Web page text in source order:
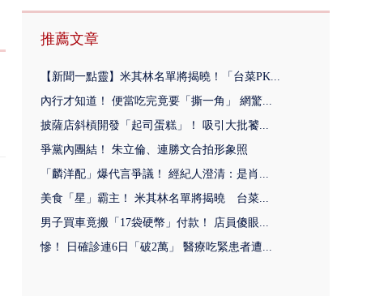
推薦文章
【新聞一點靈】米其林名單將揭曉！「台菜PK...
內行才知道！ 便當吃完竟要「撕一角」 網驚...
披薩店斜槓開發「起司蛋糕」！ 吸引大批饕...
爭黨內團結！ 朱立倫、連勝文合拍形象照
「麟洋配」爆代言爭議！ 經紀人澄清：是肖...
美食「星」霸主！ 米其林名單將揭曉 台菜...
男子買車竟搬「17袋硬幣」付款！ 店員傻眼...
慘！ 日確診連6日「破2萬」 醫療吃緊患者遭...